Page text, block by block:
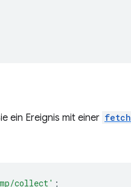
ein Ereignis mit einer fetch
collect' ;